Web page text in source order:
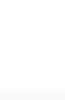
размеры.